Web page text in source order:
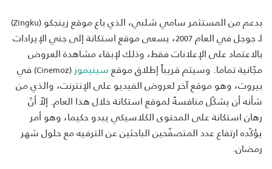
بدعم من المستثمر سامي شلبي، الذي باع موقع زينجكو (Zingku)
لـ جوجل في العام2007، يسعى موقع استكانة إلى جني الإيرادات
بالاعتماد على الإعلانات فقط، وذلك لإبقاء مشاهدة العروض
مجّانية تماما. وسيتم قريباً إطلاق موقعسينيموز(Cinemoz)
في
بيروت، وهو موقع آخر لعروض الفيديو على الإنترنت، والذي من
شأنه أن يشكّل منافسةً لموقع استكانة خلال هذا العام. إلاّ أنّ
رهان استكانة على المحتوى الكلاسيكي يبدو حكيما، وهو أمر
يؤكّده ارتفاع عدد المتصفّحين الباحثين عن الترفيه مع حلول شهر
رمضان.